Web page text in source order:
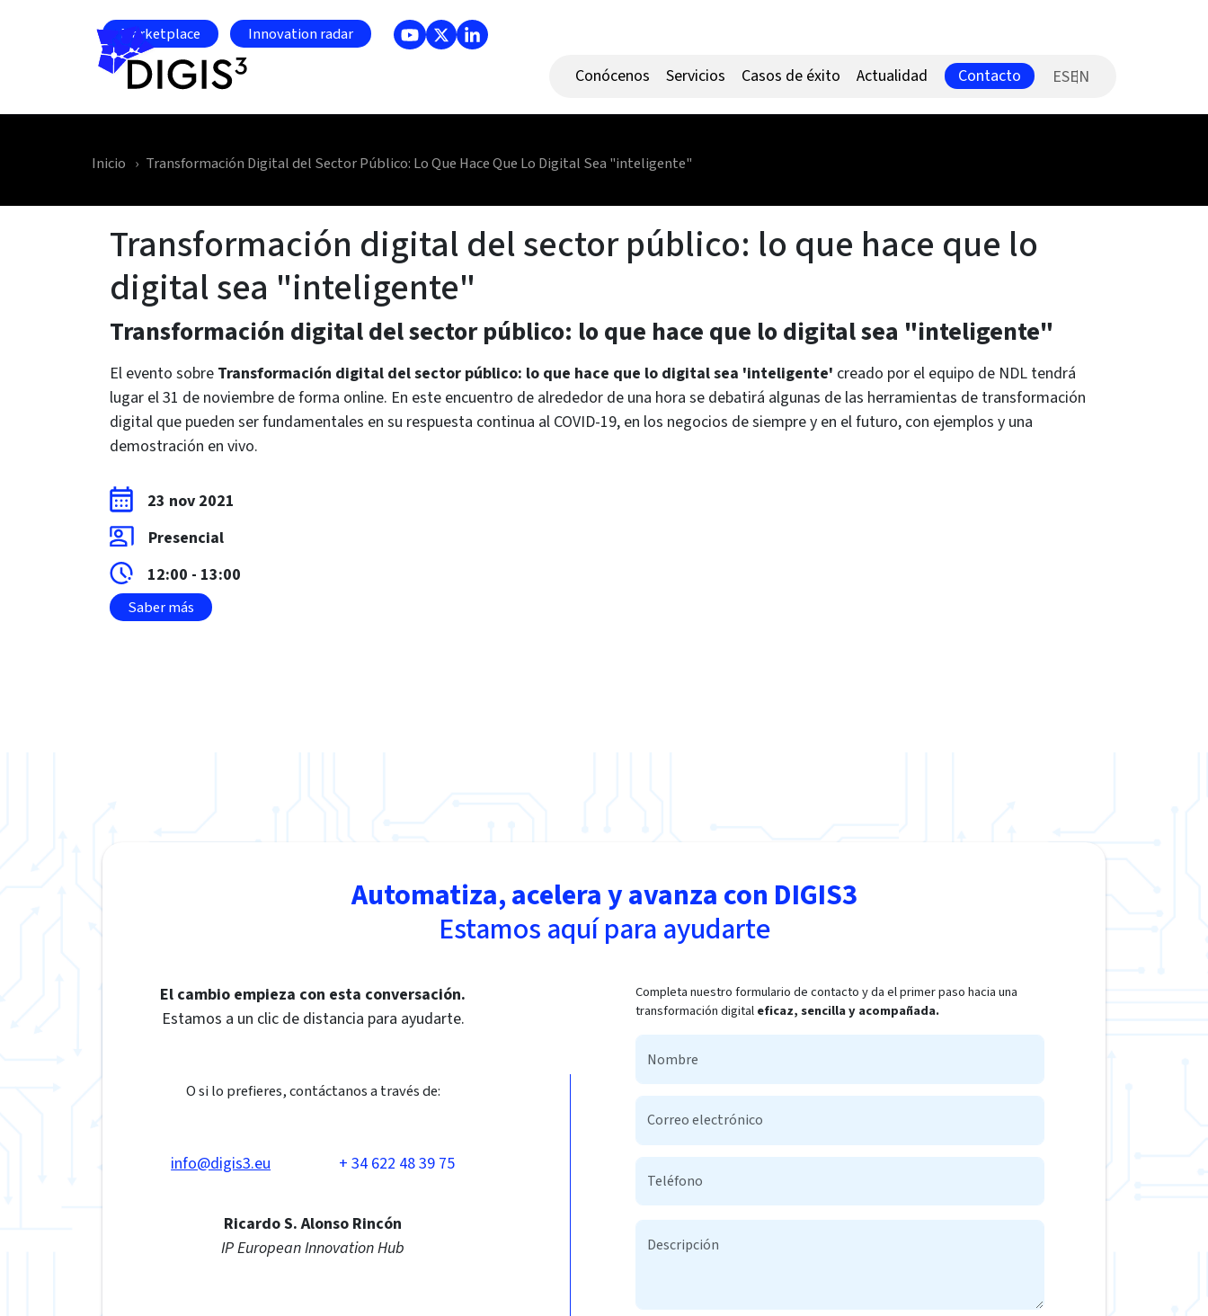
Marketplace Innovation radar
Conócenos Servicios Casos de éxito Actualidad Contacto ES
Inicio Transformación Digital del Sector Público: Lo Que Hace Que Lo Digital Sea "inteligente"
Transformación digital del sector público: lo que hace que lo
digital sea "inteligente"
Transformación digital del sector público: lo que hace que lo digital sea "inteligente"
El evento sobre Transformación digital del sector público: lo que hace que lo digital sea 'inteligente' creado por el equipo de NDL tendrá
lugar el 31 de noviembre de forma online. En este encuentro de alrededor de una hora se debatirá algunas de las herramientas de transformación
digital que pueden ser fundamentales en su respuesta continua al COVID-19, en los negocios de siempre y en el futuro, con ejemplos y una
demostración en vivo.
23 nov 2021
Presencial
12:00 - 13:00
Saber más
Automatiza, acelera y avanza con DIGIS3
Estamos aquí para ayudarte
El cambio empieza con esta conversación.
Estamos a un clic de distancia para ayudarte.
O si lo prefieres, contáctanos a través de:
info@digis3.eu + 34 622 48 39 75
Ricardo S. Alonso Rincón
IP European Innovation Hub
Completa nuestro formulario de contacto y da el primer paso hacia una
transformación digitaleficaz, sencilla y acompañada.